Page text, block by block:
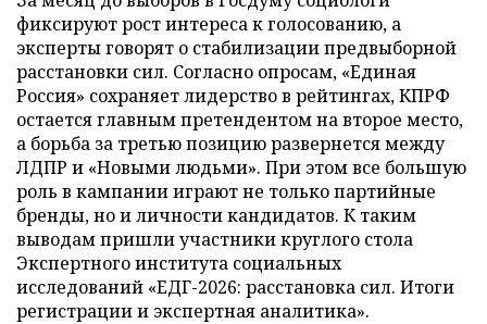
фиксируют рост интереса к голосованию, а
эксперты говорят о стабилизации предвыборной
расстановки сил. Согласно опросам, «Единая
Россия» сохраняет лидерство в рейтингах, КПРФ
остается главным претендентом на второе место,
а борьба за третью позицию развернется между
ЛДПР и «Новыми людьми». При этом все большую
роль в кампании играют не только партийные
бренды, но и личности кандидатов. К таким
выводам пришли участники круглого стола
Экспертного института социальных
исследований «ЕДГ-2026: расстановка сил. Итоги
регистрации и экспертная аналитика».